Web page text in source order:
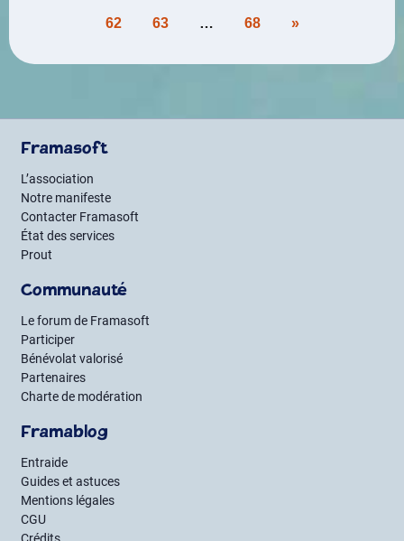
publications
62 63 … 68 »
Framasoft
L’association
Notre manifeste
Contacter Framasoft
État des services
Prout
Communauté
Le forum de Framasoft
Participer
Bénévolat valorisé
Partenaires
Charte de modération
Framablog
Entraide
Guides et astuces
Mentions légales
CGU